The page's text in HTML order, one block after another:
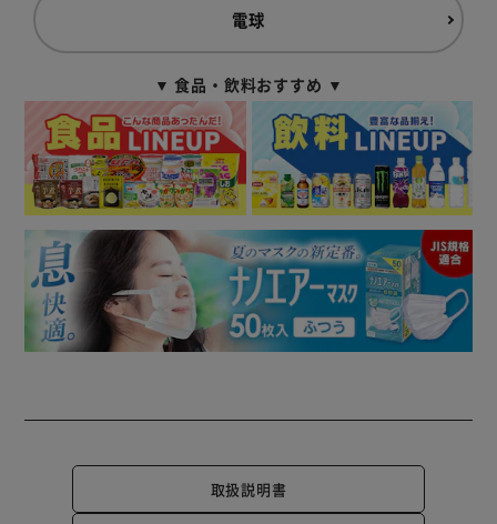
電球
▼ 食品・飲料おすすめ ▼
取扱説明書